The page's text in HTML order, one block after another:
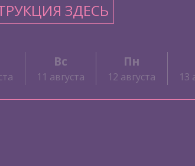
ЗДЕСЬ
Вс
11 августа
Пн
12 августа 13